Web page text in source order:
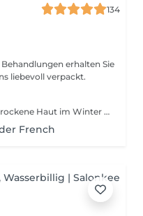
134
erhalten Sie
liebevoll verpackt.
Dieses SkinBooster Treatment für trockene Haut im Winter ist Ihr perfekter einstieg in den Sommer. Starten Sie das Jahr mit Ihrem persönlichem Sommerglow und strahlen Sie mit der Sonne um die Wette.
French